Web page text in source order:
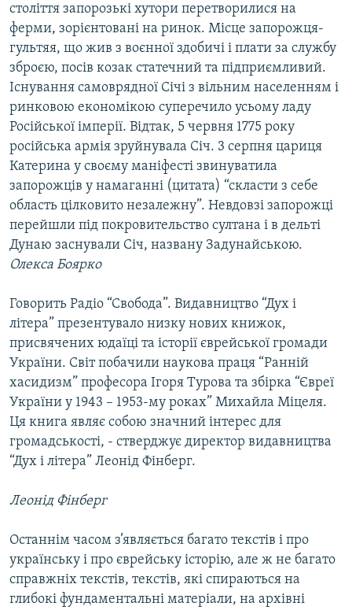
століття запорозькі хутори перетворилися на
ферми, зорієнтовані на ринок. Місце запорожця-
гультяя, що жив з воєнної здобичі і плати за службу
зброєю, посів козак статечний та підприємливий.
Існування самоврядної Січі з вільним населенням і
ринковою економікою суперечило усьому ладу
Російської імперії. Відтак, 5 червня 1775 року
російська армія зруйнувала Січ. 3 серпня цариця
Катерина у своєму маніфесті звинуватила
запорожців у намаганні (цитата) “скласти з себе
область цілковито незалежну”. Невдовзі запорожці
перейшли під покровительство султана і в дельті
Дунаю заснували Січ, названу Задунайською.
Олекса Боярко
Говорить Радіо “Свобода”. Видавництво “Дух і
літера” презентувало низку нових книжок,
присвячених юдаїці та історії єврейської громади
України. Світ побачили наукова праця “Ранній
хасидизм” професора Ігоря Турова та збірка “Євреї
України у 1943 – 1953-му роках” Михайла Міцеля.
Ця книга являє собою значний інтерес для
громадськості, - стверджує директор видавництва
“Дух і літера” Леонід Фінберг.
Леонід Фінберг
Останнім часом з’являється багато текстів і про
українську і про єврейську історію, але ж не багато
справжніх текстів, текстів, які спираються на
глибокі фундаментальні матеріали, на архівні